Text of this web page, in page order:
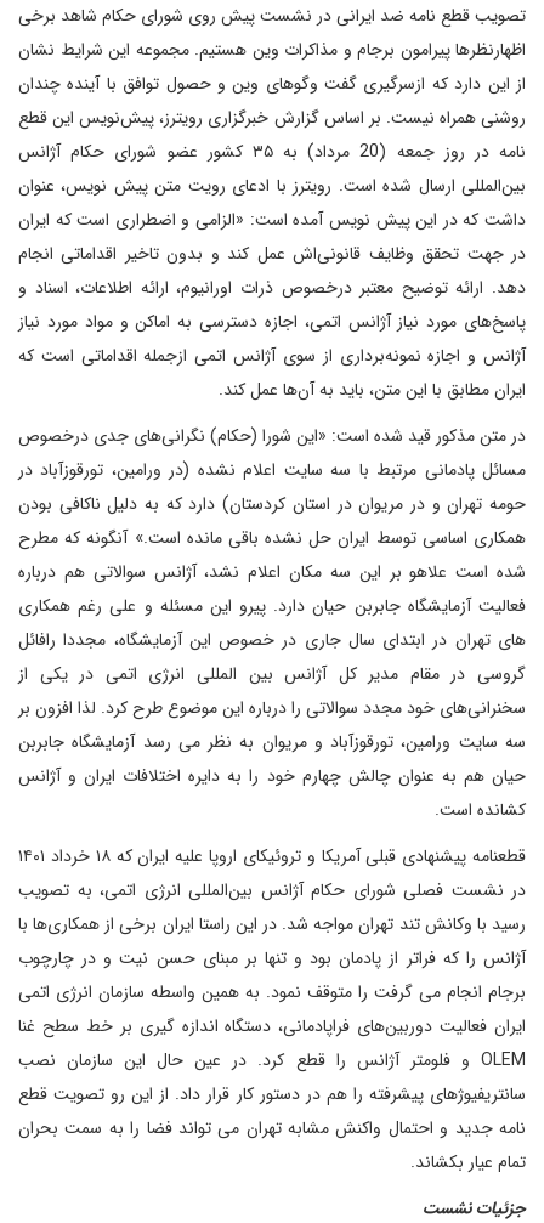
تصویب قطع نامه ضد ایرانی در نشست پیش روی شورای حکام شاهد برخی
اظهارنظرها پیرامون برجام و مذاکرات وین هستیم. مجموعه این شرایط نشان
از این دارد که ازسرگیری گفت وگوهای وین و حصول توافق با آینده چندان
روشنی همراه نیست. بر اساس گزارش خبرگزاری رویترز، پیش‌نویس این قطع
نامه در روز جمعه (20 مرداد) به ۳۵ کشور عضو شورای حکام آژانس
بین‌المللی ارسال شده است. رویترز با ادعای رویت متن پیش نویس، عنوان
داشت که در این پیش نویس آمده است: «الزامی و اضطراری است که ایران
در جهت تحقق وظایف قانونی‌اش عمل کند و بدون تاخیر اقداماتی انجام
دهد. ارائه توضیح معتبر درخصوص ذرات اورانیوم، ارائه اطلاعات، اسناد و
پاسخ‌های مورد نیاز آژانس اتمی، اجازه دسترسی به اماکن و مواد مورد نیاز
آژانس و اجازه نمونه‌برداری از سوی آژانس اتمی ازجمله اقداماتی است که
ایران مطابق با این متن، باید به آن‌ها عمل کند.
در متن مذکور قید شده است: «این شورا (حکام) نگرانی‌های جدی درخصوص
مسائل پادمانی مرتبط با سه سایت اعلام نشده (در ورامین، تورقوزآباد در
حومه تهران و در مریوان در استان کردستان) دارد که به دلیل ناکافی بودن
همکاری اساسی توسط ایران حل نشده باقی مانده است.» آنگونه که مطرح
شده است علاهو بر این سه مکان اعلام نشد، آژانس سوالاتی هم درباره
فعالیت آزمایشگاه جابربن حیان دارد. پیرو این مسئله و علی رغم همکاری
های تهران در ابتدای سال جاری در خصوص این آزمایشگاه، مجددا رافائل
گروسی در مقام مدیر کل آژانس بین المللی انرژی اتمی در یکی از
سخنرانی‌های خود مجدد سوالاتی را درباره این موضوع طرح کرد. لذا افزون بر
سه سایت ورامین، تورقوزآباد و مریوان به نظر می رسد آزمایشگاه جابربن
حیان هم به عنوان چالش چهارم خود را به دایره اختلافات ایران و آژانس
کشانده است.
قطعنامه پیشنهادی قبلی آمریکا و تروئیکای اروپا علیه ایران که ۱۸ خرداد ۱۴۰۱
در نشست فصلی شورای حکام آژانس بین‌المللی انرژی اتمی، به تصویب
رسید با وکانش تند تهران مواجه شد. در این راستا ایران برخی از همکاری‌ها با
آژانس را که فراتر از پادمان بود و تنها بر مبنای حسن نیت و در چارچوب
برجام انجام می گرفت را متوقف نمود. به همین واسطه سازمان انرژی اتمی
ایران فعالیت‌ دوربین‌های فراپادمانی، دستگاه اندازه گیری بر خط سطح غنا
OLEM و فلومتر آژانس را قطع کرد. در عین حال این سازمان نصب
سانتریفیوژهای پیشرفته را هم در دستور کار قرار داد. از این رو تصویت قطع
نامه جدید و احتمال واکنش مشابه تهران می تواند فضا را به سمت بحران
تمام عیار بکشاند.
جزئیات نشست